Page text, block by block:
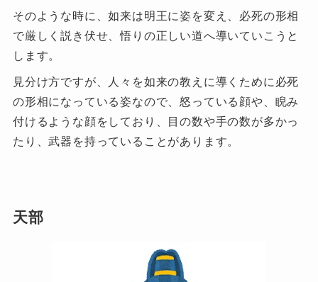
そのような時に、如来は明王に姿を変え、必死の形相
で厳しく説き伏せ、悟りの正しい道へ導いていこうと
します。
見分け方ですが、人々を如来の教えに導くために必死
の形相になっている姿なので、怒っている顔や、睨み
付けるような顔をしており、目の数や手の数が多かっ
たり、武器を持っていることがあります。
天部